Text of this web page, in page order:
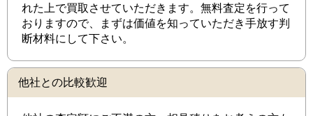
れた上で買取させていただきます。無料査定を行って
おりますので、まずは価値を知っていただき手放す判
断材料にして下さい。
他社との比較歓迎